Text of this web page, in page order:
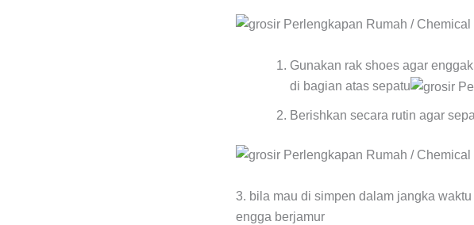
Gunakan rak shoes agar
di bagian atas sepatu
Berishkan secara rutin agar
3. bila mau di simpen dalam jangka
engga berjamur